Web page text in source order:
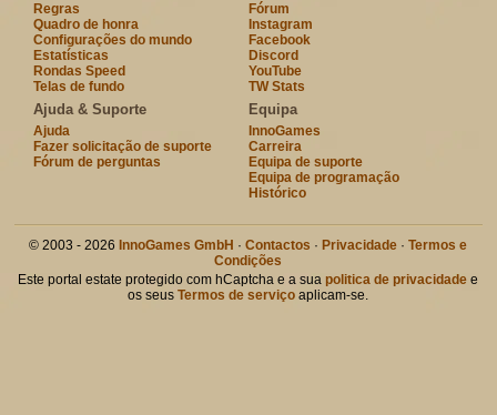
Regras
Quadro de honra
Configurações do mundo
Estatísticas
Rondas Speed
Telas de fundo
Fórum
Instagram
Facebook
Discord
YouTube
TW Stats
Ajuda & Suporte
Ajuda
Fazer solicitação de suporte
Fórum de perguntas
Equipa
InnoGames
Carreira
Equipa de suporte
Equipa de programação
Histórico
© 2003 - 2026 InnoGames GmbH ·Contactos · Privacidade ·Termos e
Condições
Este portal estate protegido com hCaptcha e a suapolitica de privacidade e
os seusTermos de serviço aplicam-se.